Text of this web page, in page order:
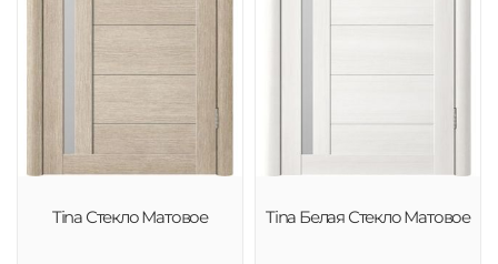
Tina Стекло Матовое Tina Белая Стекло Матовое